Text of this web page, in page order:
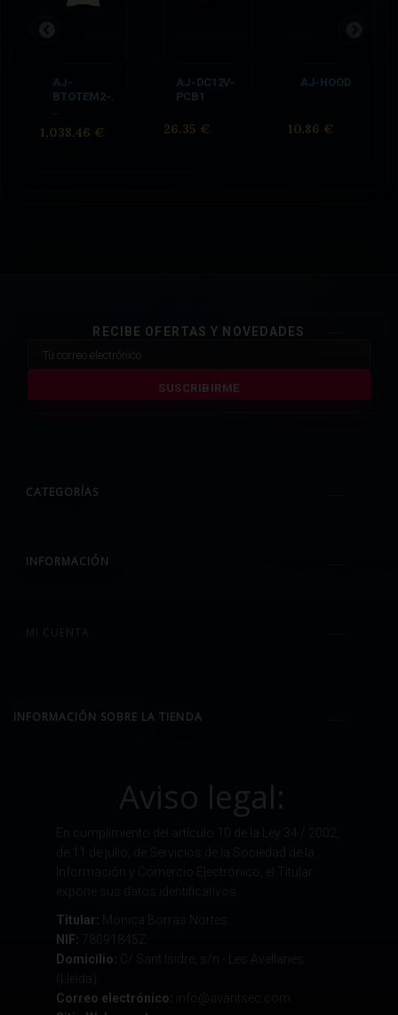
AJ-
BTOTEM2-.
..
1,038.46 €
AJ-DC12V-
PCB1
26.35 €
AJ-HOOD
10.86 €
RECIBE OFERTAS Y NOVEDADES
SUSCRIBIRME
CATEGORÍAS
INFORMACIÓN
INFORMACIÓN SOBRE LA TIENDA
Aviso legal:
En cumplimiento del artículo 10 de la Ley 34 / 2002,
de 11 de julio, de Servicios de la Sociedad de la
Información y Comercio Electrónico, el Titular
expone sus datos identificativos.
Titular: Monica Borras Nortes.
NIF: 78091845Z.
Domicilio: C/ Sant Isidre, s/n - Les Avellanes
(Lleida).
Correo electrónico: info@avantsec.com.